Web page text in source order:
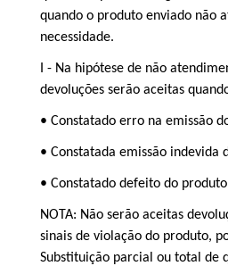
quando o produto enviado não
necessidade.
I - Na hipótese de não
devoluções serão aceitas
• Constatado erro na emissão
• Constatada emissão indevida
• Constatado defeito do
NOTA: Não serão aceitas
sinais de violação do produto,
Substituição parcial ou total de